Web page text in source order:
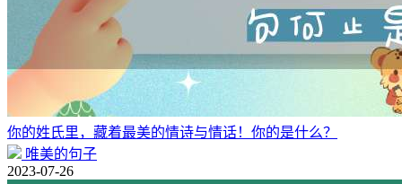
你的姓氏里，藏着最美的情诗与情话！你的是什么？
唯美的句子
2023-07-26